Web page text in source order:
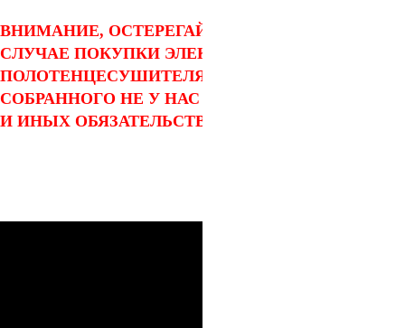
ВНИМАНИЕ, ОСТЕРЕГАЙТЕСЬ ПОДДЕЛОК! В
СЛУЧАЕ ПОКУПКИ ЭЛЕКТРИЧЕСКОГО
ПОЛОТЕНЦЕСУШИТЕЛЯ TERMINUS
СОБРАННОГО НЕ У НАС – ЗАВОД ГАРАНТИЙНЫХ
И ИНЫХ ОБЯЗАТЕЛЬСТВ НЕ НЕСЕТ!